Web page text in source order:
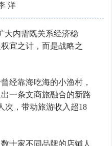
洋
内需既关系经济稳
宜之计，而是战略之
靠海吃海的小渔村，
一条文商旅融合的新路
次，带动旅游收入超18
家不同品牌的店铺人